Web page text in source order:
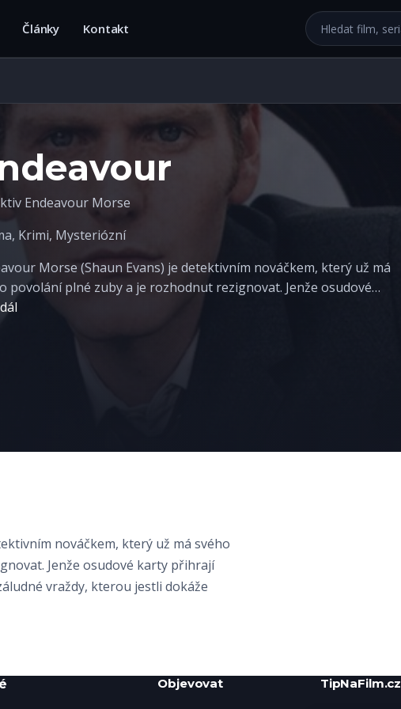
Články Kontakt Hledat na webu
Endeavour Morse
, Krimi, Mysteriózní
Morse (Shaun Evans) je detektivním nováčkem, který už má
povolání plné zuby a je rozhodnut rezignovat. Jenže osudové…
nováčkem, který už má svého
Jenže osudové karty přihrají
vraždy, kterou jestli dokáže
Objevovat TipNaFilm.cz